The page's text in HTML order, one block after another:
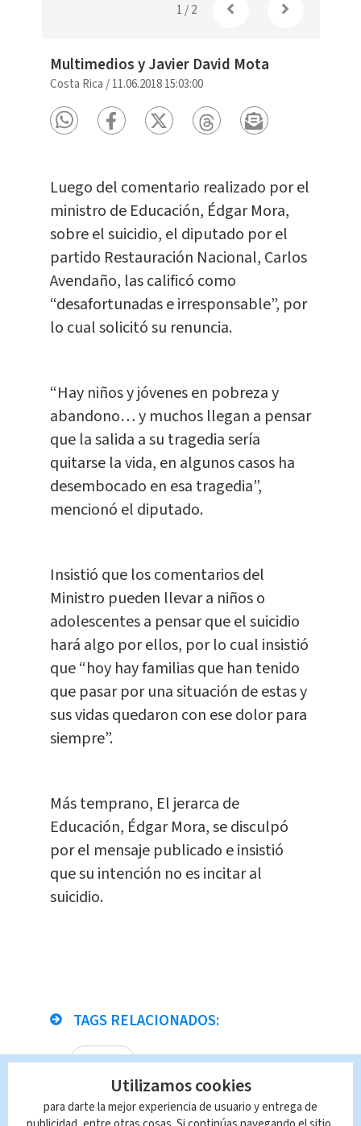
1 /2
Multimedios y Javier David Mota
Costa Rica /11.06.2018 15:03:00
Luego del comentario realizado por el
ministro de Educación, Édgar Mora,
sobre el suicidio, el diputado por el
partido Restauración Nacional, Carlos
Avendaño, las calificó como
“desafortunadas e irresponsable”, por
lo cual solicitó su renuncia.
“Hay niños y jóvenes en pobreza y
abandono… y muchos llegan a pensar
que la salida a su tragedia sería
quitarse la vida, en algunos casos ha
desembocado en esa tragedia”,
mencionó el diputado.
Insistió que los comentarios del
Ministro pueden llevar a niños o
adolescentes a pensar que el suicidio
hará algo por ellos, por lo cual insistió
que “hoy hay familias que han tenido
que pasar por una situación de estas y
sus vidas quedaron con ese dolor para
siempre”.
Más temprano, El jerarca de
Educación, Édgar Mora, se disculpó
por el mensaje publicado e insistió
que su intención no es incitar al
suicidio.
TAGS RELACIONADOS:
Nacional
Queda prohibida la reproducción total o
Utilizamos cookies
para darte la mejor experiencia de usuario y entrega de